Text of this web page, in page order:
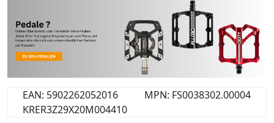
EAN: 5902262052016
MPN: FS0038302.00004
KRER3Z29X20M004410